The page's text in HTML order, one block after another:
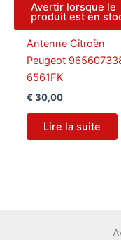
Avertir lorsque le
produit est en
Antenne Citroën
Peugeot
6561FK
€ 30,00
Lire la suite